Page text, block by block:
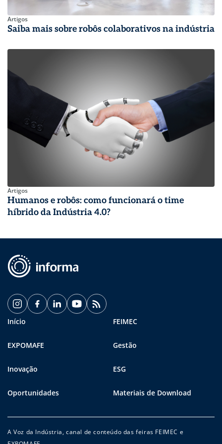
Artigos
Saiba mais sobre robôs colaborativos na indústria
Artigos
Humanos e robôs: como funcionará o time
híbrido da Indústria 4.0?
Início FEIMEC
EXPOMAFE Gestão
Inovação ESG
Oportunidades Materiais de Download
A Voz da Indústria, canal de conteúdo das feiras FEIMEC e